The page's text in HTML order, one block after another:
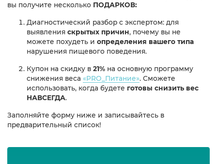
вы получите несколько ПОДАРКОВ:
Диагностический разбор с экспертом: для
выявления скрытых причин, почему вы не
можете похудеть и определения вашего типа
нарушения пищевого поведения.
Купон на скидку в 21% на основную программу
снижения веса «PRO_Питание». Сможете
использовать, когда будете готовы снизить вес
НАВСЕГДА.
Заполняйте форму ниже и записывайтесь в
предварительный список!